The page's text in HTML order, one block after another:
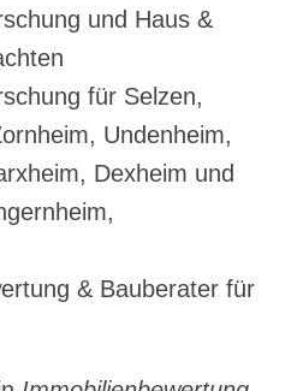
und Haus &
für Selzen,
Undenheim,
Dexheim und
& Bauberater für